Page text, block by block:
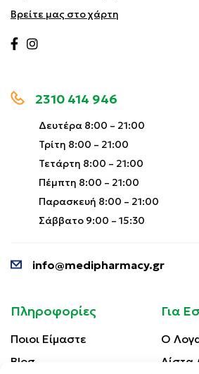
Βρείτε μας στο χάρτη
2310 414 946
Δευτέρα 8:00 – 21:00
Τρίτη 8:00 – 21:00
Τετάρτη 8:00 – 21:00
Πέμπτη 8:00 – 21:00
Παρασκευή 8:00 – 21:00
Σάββατο 9:00 – 15:30
info@medipharmacy.gr
Πληροφορίες
Ποιοι Είμαστε
Blog
Για
Ο
Λίστα